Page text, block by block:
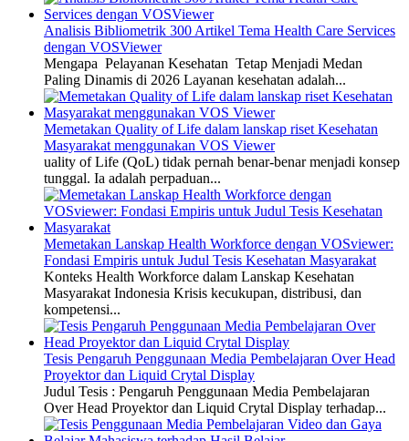
Analisis Bibliometrik 300 Artikel Tema Health Care Services
dengan VOSViewer
Mengapa Pelayanan Kesehatan Tetap Menjadi Medan
Paling Dinamis di 2026 Layanan kesehatan adalah...
Memetakan Quality of Life dalam lanskap riset Kesehatan
Masyarakat menggunakan VOS Viewer
uality of Life (QoL) tidak pernah benar-benar menjadi konsep
tunggal. Ia adalah perpaduan...
Memetakan Lanskap Health Workforce dengan VOSviewer:
Fondasi Empiris untuk Judul Tesis Kesehatan Masyarakat
Konteks Health Workforce dalam Lanskap Kesehatan
Masyarakat Indonesia Krisis kecukupan, distribusi, dan
kompetensi...
Tesis Pengaruh Penggunaan Media Pembelajaran Over Head
Proyektor dan Liquid Crytal Display
Judul Tesis : Pengaruh Penggunaan Media Pembelajaran
Over Head Proyektor dan Liquid Crytal Display terhadap...